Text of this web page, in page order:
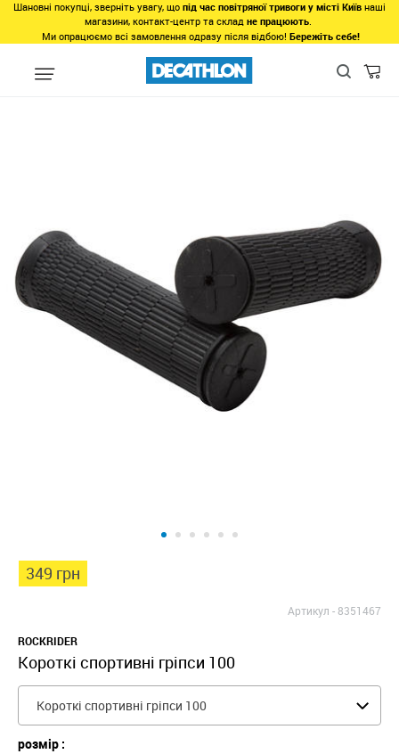
Шановні покупці, зверніть увагу, що під час повітряної тривоги у місті Київ наші
магазини, контакт-центр та склад не працюють.
Ми опрацюємо всі замовлення одразу після відбою! Бережіть себе!
Види спорту Велоспорт Запчастини Гріпси для
349 грн
Артикул -8351467
ROCKRIDER
Короткі спортивні гріпси 100
Короткі спортивні гріпси 100
розмір :